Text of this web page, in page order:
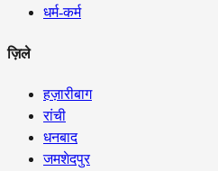
धर्म-कर्म
ज़िले
हज़ारीबाग
रांची
धनबाद
जमशेदपुर